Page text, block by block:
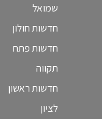
שמואל
חדשות חולון
חדשות פתח
תקווה
חדשות ראשון
לציון